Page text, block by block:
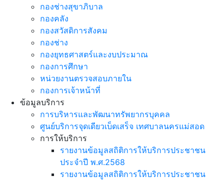
กองช่างสุขาภิบาล
กองคลัง
กองสวัสดิการสังคม
กองช่าง
กองยุทธศาสตร์และงบประมาณ
กองการศึกษา
หน่วยงานตรวจสอบภายใน
กองการเจ้าหน้าที่
ข้อมูลบริการ
การบริหารและพัฒนาทรัพยากรบุคคล
ศูนย์บริการจุดเดียวเบ็ดเสร็จ เทศบาลนครแม่สอด
การให้บริการ
รายงานข้อมูลสถิติการให้บริการประชาชน
ประจำปี พ.ศ.2568
รายงานข้อมูลสถิติการให้บริการประชาชน